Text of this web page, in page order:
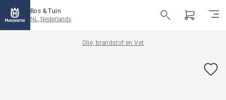
Bos & Tuin
NL, Nederlands
Olie, brandstof en Vet